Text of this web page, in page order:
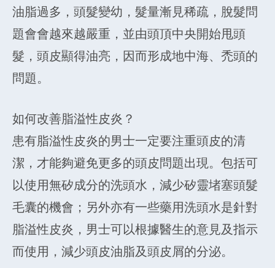
油脂過多，頭髮變幼，髮量漸見稀疏，脫髮問
題會會越來越嚴重，並由頭頂中央開始甩頭
髮，頭皮顯得油亮，因而形成地中海、禿頭的
問題。
如何改善脂溢性皮炎？
患有脂溢性皮炎的男士一定要注重頭皮的清
潔，才能夠避免更多的頭皮問題出現。包括可
以使用無矽成分的洗頭水，減少矽靈堵塞頭髮
毛囊的機會；另外亦有一些藥用洗頭水是針對
脂溢性皮炎，男士可以根據醫生的意見及指示
而使用，減少頭皮油脂及頭皮屑的分泌。